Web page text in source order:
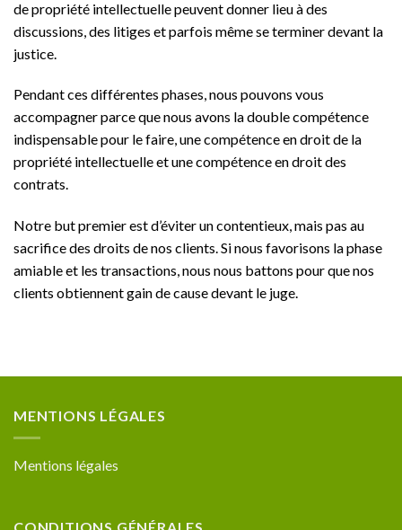
de propriété intellectuelle peuvent donner lieu à des
discussions, des litiges et parfois même se terminer devant la
justice.
Pendant ces différentes phases, nous pouvons vous
accompagner parce que nous avons la double compétence
indispensable pour le faire, une compétence en droit de la
propriété intellectuelle et une compétence en droit des
contrats.
Notre but premier est d’éviter un contentieux, mais pas au
sacrifice des droits de nos clients. Si nous favorisons la phase
amiable et les transactions, nous nous battons pour que nos
clients obtiennent gain de cause devant le juge.
MENTIONS LÉGALES
Mentions légales